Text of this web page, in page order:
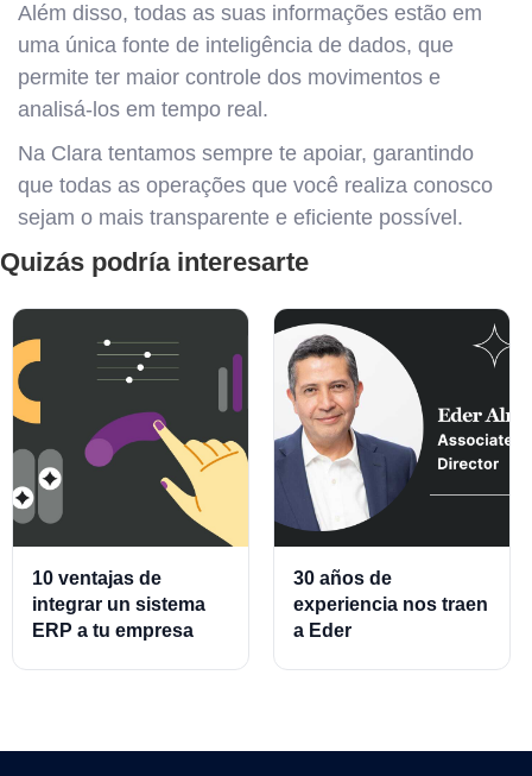
Além disso, todas as suas informações estão em
uma única fonte de inteligência de dados, que
permite ter maior controle dos movimentos e
analisá-los em tempo real.
Na Clara tentamos sempre te apoiar, garantindo
que todas as operações que você realiza conosco
sejam o mais transparente e eficiente possível.
Quizás podría interesarte
10 ventajas de
integrar un sistema
ERP a tu empresa
30 años de
experiencia nos traen
a Eder